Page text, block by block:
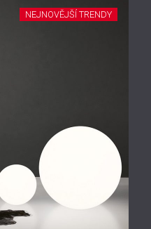
NEJNOVĚJŠÍ TRENDY